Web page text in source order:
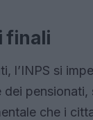
finali
l’INPS si
dei
che i